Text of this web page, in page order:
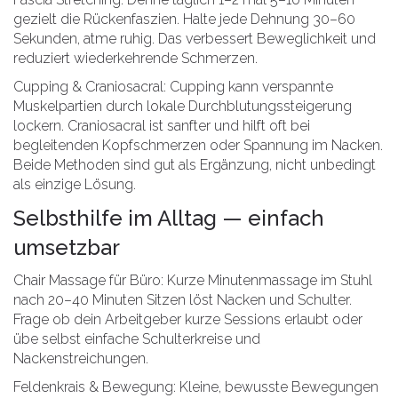
gezielt die Rückenfaszien. Halte jede Dehnung 30–60
Sekunden, atme ruhig. Das verbessert Beweglichkeit und
reduziert wiederkehrende Schmerzen.
Cupping & Craniosacral: Cupping kann verspannte
Muskelpartien durch lokale Durchblutungssteigerung
lockern. Craniosacral ist sanfter und hilft oft bei
begleitenden Kopfschmerzen oder Spannung im Nacken.
Beide Methoden sind gut als Ergänzung, nicht unbedingt
als einzige Lösung.
Selbsthilfe im Alltag — einfach
umsetzbar
Chair Massage für Büro: Kurze Minutenmassage im Stuhl
nach 20–40 Minuten Sitzen löst Nacken und Schulter.
Frage ob dein Arbeitgeber kurze Sessions erlaubt oder
übe selbst einfache Schulterkreise und
Nackenstreichungen.
Feldenkrais & Bewegung: Kleine, bewusste Bewegungen